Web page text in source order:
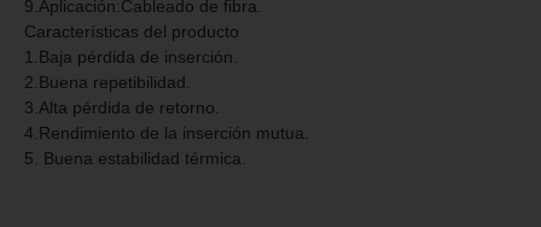
9.Aplicación:Cableado de fibra.
Características del producto
1.Baja pérdida de inserción.
2.Buena repetibilidad.
3.Alta pérdida de retorno.
4.Rendimiento de la inserción mutua.
5. Buena estabilidad térmica.